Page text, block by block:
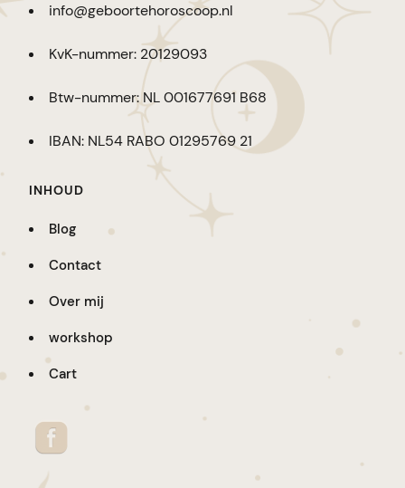
info@geboortehoroscoop.nl
KvK-nummer: 20129093
Btw-nummer: NL 001677691 B68
IBAN: NL54 RABO 01295769 21
INHOUD
Blog
Contact
Over mij
workshop
Cart